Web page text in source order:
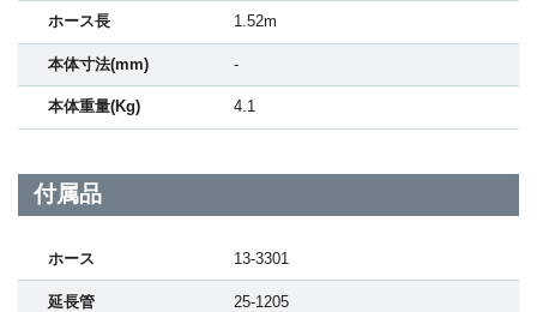
ホース長 1.52m
本体寸法(mm) -
本体重量(Kg) 4.1
付属品
ホース 13-3301
延長管 25-1205